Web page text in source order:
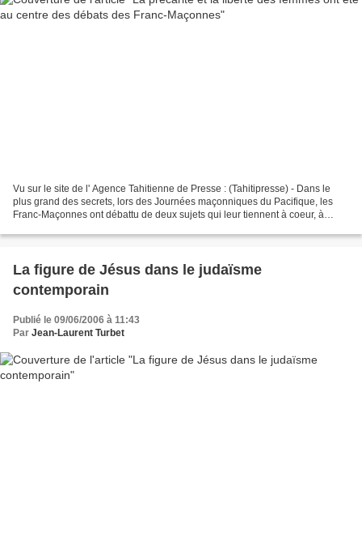
Vu sur le site de l' Agence Tahitienne de Presse : (Tahitipresse) - Dans le
plus grand des secrets, lors des Journées maçonniques du Pacifique, les
Franc-Maçonnes ont débattu de deux sujets qui leur tiennent à coeur, à
La figure de Jésus dans le judaïsme
contemporain
Publié le 09/06/2006 à 11:43
Par Jean-Laurent Turbet